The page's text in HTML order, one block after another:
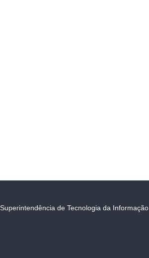
Superintendência de Tecnologia da Informação